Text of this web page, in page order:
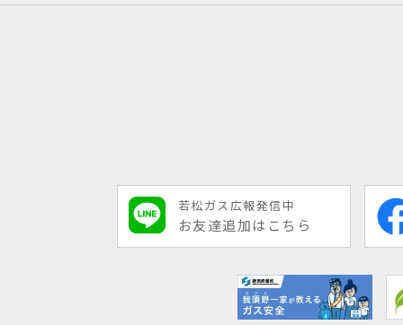
若松ガス広報発信中
お友達追加はこちら